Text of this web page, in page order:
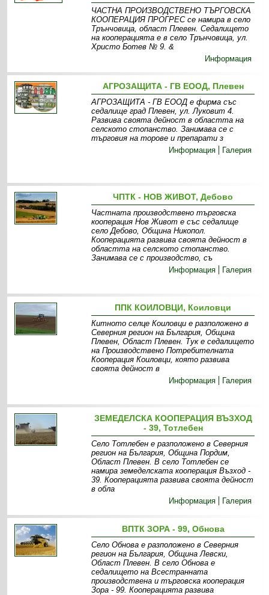
ЧАСТНА ПРОИЗВОДСТВЕНО ТЪРГОВСКА
КООПЕРАЦИЯ ПРОГРЕС се намира в село
Трънчовица, област Плевен. Седалището
на кооперацията е в село Трънчовица, ул.
Христо Ботев № 9. &
Информация
АГРОЗАЩИТА - ГВ ЕООД, Плевен
АГРОЗАЩИТА - ГВ ЕООД е фирма със
седалище град Плевен, ул. Луковит 4.
Развива своята дейност в областта на
селското стопанство. Занимава се с
търговия на торове и препарати з
Информация
Галерия
ЧПТК - НОВ ЖИВОТ, Дебово
Частната производствено търговска
кооперация Нов Живот е със седалище
село Дебово, Община Никопол.
Кооперацията развива своята дейност в
областта на селското стопанство.
Занимава се с производство, съ
Информация
Галерия
ППК КОИЛОВЦИ, Коиловци
Китното селце Коиловци е разположено в
Северния регион на България, Община
Плевен, Област Плевен. Тук е седалището
на Производствено Потребителната
Кооперация Коиловци , която развива
своята дейност в
Информация
Галерия
ЗЕМЕДЕЛСКА КООПЕРАЦИЯ ВЪЗХОД
- 39, Тотлебен
Село Тотлебен е разположено в Северния
регион на България, Община Пордим,
Област Плевен. В село Тотлебен се
намира земеделската кооперация Възход -
39. Кооперацията развива своята дейност
в обла
Информация
Галерия
ВПТК ЗОРА - 99, Обнова
Село Обнова е разположено в Северния
регион на България, Oбщина Левски,
Oбласт Плевен. В село Обнова е
седалището на Всестранната
производствена и търговска кооперация
Зора - 99. Кооперацията развива